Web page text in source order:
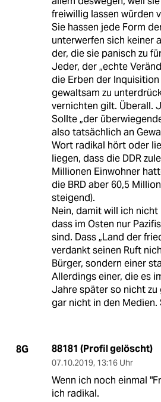
freiwillig lassen würden
Sie hassen jede Form
unterwerfen sich keiner
der, die sie panisch zu
Jeder, der „echte
die Erben der
gewaltsam zu
vernichten gilt. Überall.
Sollte „der
also tatsächlich an
Wort radikal hört oder
liegen, dass die DDR
Millionen Einwohner
die BRD aber 60,5
steigend).
Nein, damit will ich
dass im Osten nur
sind. Dass „Land der
verdankt seinen Ruft
Bürger, sondern einer
Allerdings einer, die es
Jahre später so nicht zu
gar nicht in den
8G 88181 (Profil gelöscht)
07.10.2019, 13:16 Uhr
Wenn ich noch einmal
ich radikal.